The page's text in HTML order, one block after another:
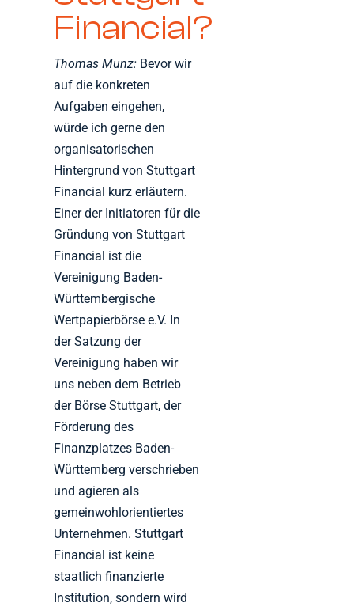
Financial?
Thomas Munz: Bevor wir
auf die konkreten
Aufgaben eingehen,
würde ich gerne den
organisatorischen
Hintergrund von Stuttgart
Financial kurz erläutern.
Einer der Initiatoren für die
Gründung von Stuttgart
Financial ist die
Vereinigung Baden-
Württembergische
Wertpapierbörse e.V. In
der Satzung der
Vereinigung haben wir
uns neben dem Betrieb
der Börse Stuttgart, der
Förderung des
Finanzplatzes Baden-
Württemberg verschrieben
und agieren als
gemeinwohlorientiertes
Unternehmen. Stuttgart
Financial ist keine
staatlich finanzierte
Institution, sondern wird